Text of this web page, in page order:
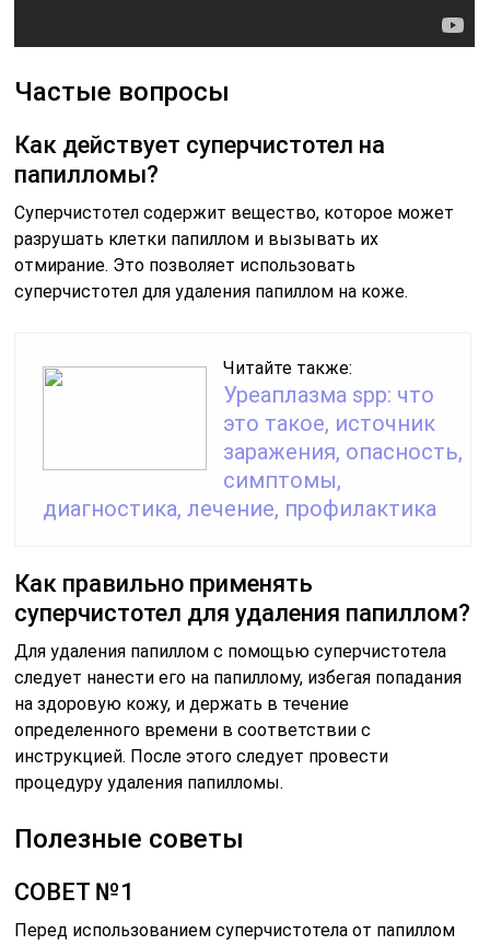
Частые вопросы
Как действует суперчистотел на
папилломы?
Суперчистотел содержит вещество, которое может
разрушать клетки папиллом и вызывать их
отмирание. Это позволяет использовать
суперчистотел для удаления папиллом на коже.
Читайте также:
Уреаплазма spp: что
это такое, источник
заражения, опасность,
симптомы,
диагностика, лечение, профилактика
Как правильно применять
суперчистотел для удаления папиллом?
Для удаления папиллом с помощью суперчистотела
следует нанести его на папиллому, избегая попадания
на здоровую кожу, и держать в течение
определенного времени в соответствии с
инструкцией. После этого следует провести
процедуру удаления папилломы.
Полезные советы
СОВЕТ №1
Перед использованием суперчистотела от папиллом